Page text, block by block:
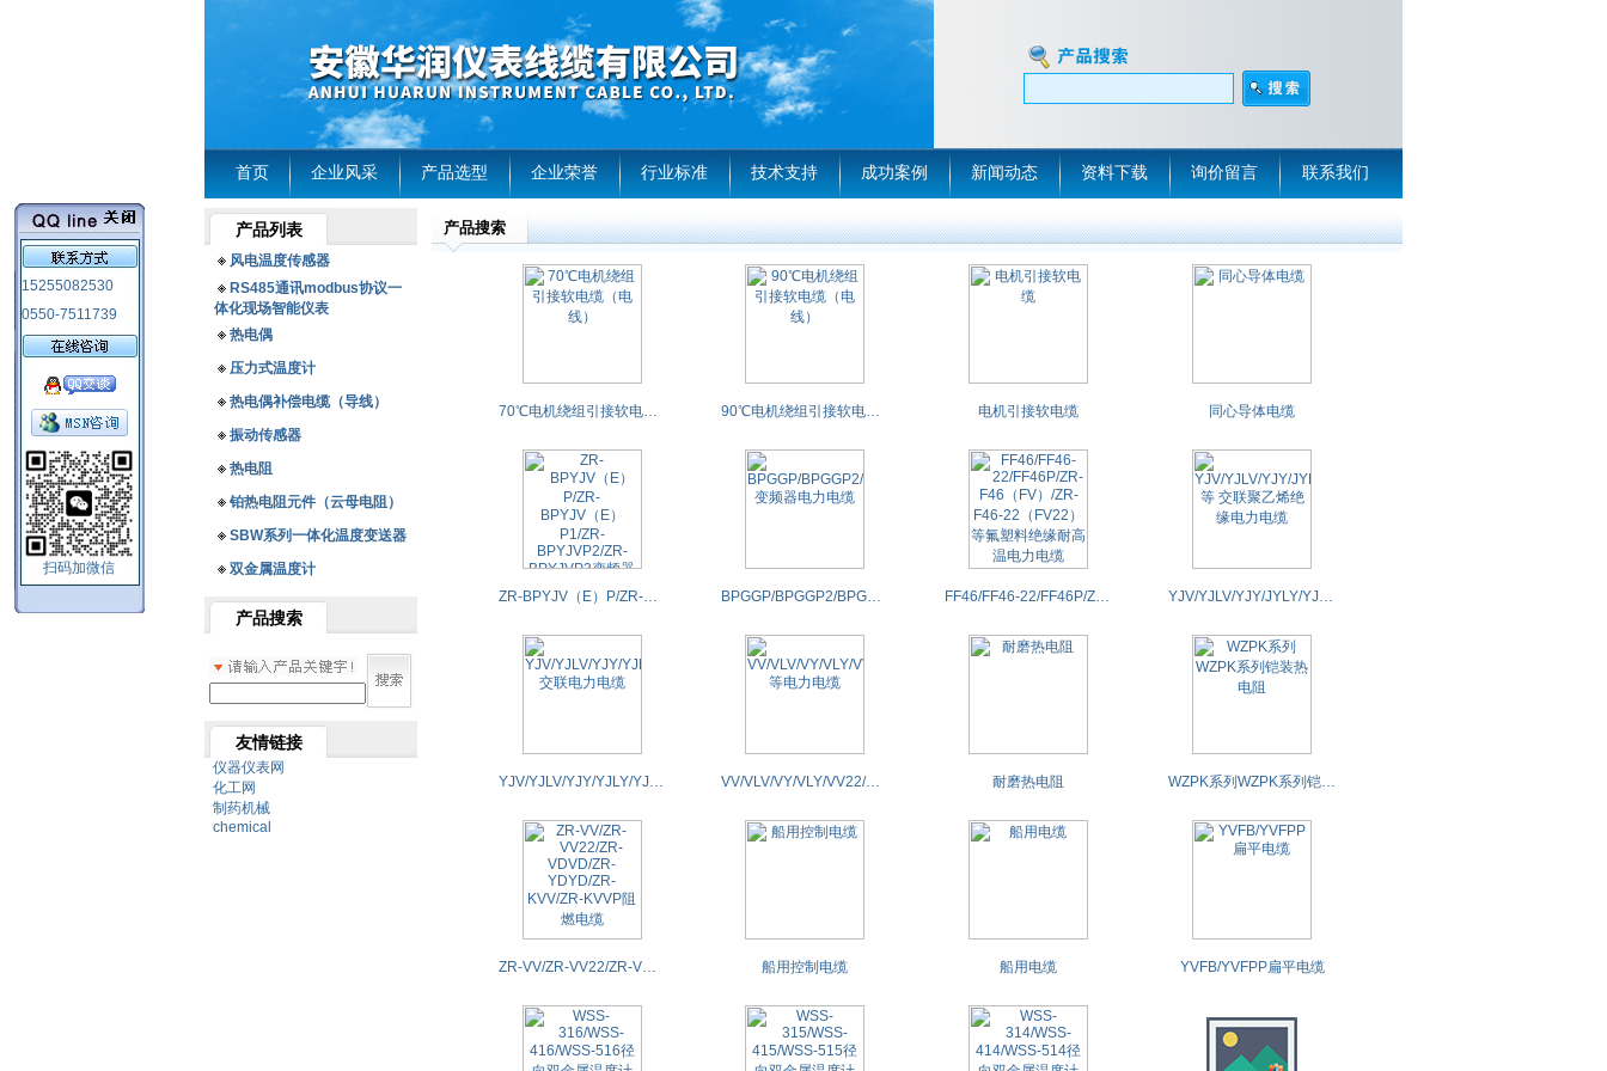
首页 企业风采 产品选型 企业荣誉 行业标准 技术支持 成功案例 新闻动态 资料下载 询价留言 联系我们
15255082530
0550-7511739
扫码加微信
产品列表
风电温度传感器
RS485通讯modbus协议一
体化现场智能仪表
热电偶
压力式温度计
热电偶补偿电缆（导线）
振动传感器
热电阻
铂热电阻元件（云母电阻）
SBW系列一体化温度变送器
双金属温度计
产品搜索
友情链接
仪器仪表网
化工网
制药机械
chemical
产品搜索
70℃电机绕组引接软电缆（电线） 90℃电机绕组引接软电缆（电线） 电机引接软电缆 同心导体电缆
ZR-BPYJV（E）P/ZR-BPYJV（E）P1/ZR-BPYJVP2/ZR-BPYJVP3变频器用主回路电力电缆 BPGGP/BPGGP2/BPGGPP2/BPGGP3/BPGVFP/BPGVFP2/BPGVFPP变频器电力电缆 FF46/FF46-22/FF46P/ZR-F46（FV）/ZR-F46-22（FV22）等氟塑料绝缘耐高温电力电缆 YJV/YJLV/YJY/JYLY/YJV22/YJLV22/YJV23/YJLV23等 交联聚乙烯绝缘电力电缆
YJV/YJLV/YJY/YJLY/YJV22/YJLV22/YJV23/YJLV23/YJV23 交联电力电缆 VV/VLV/VY/VLY/VV22/VLV22/VV23/VLV23/VV32/VLV32等电力电缆 耐磨热电阻 WZPK系列WZPK系列铠装热电阻
ZR-VV/ZR-VV22/ZR-VDVD/ZR-YDYD/ZR-KVV/ZR-KVVP阻燃电缆 船用控制电缆 船用电缆 YVFB/YVFPP扁平电缆